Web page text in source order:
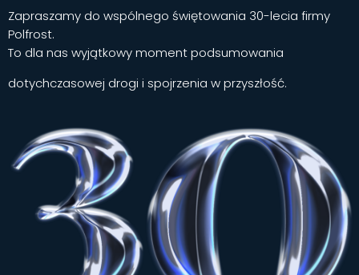
Zapraszamy do wspólnego świętowania 30-lecia firmy
Polfrost.
To dla nas wyjątkowy moment podsumowania
dotychczasowej drogi i spojrzenia w przyszłość.